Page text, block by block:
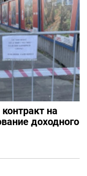
на
доходного